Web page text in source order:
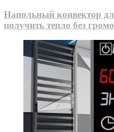
Напольный конвектор
получить тепло без